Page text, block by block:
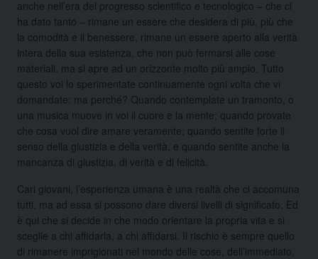
anche nell’era del progresso scientifico e tecnologico – che ci
ha dato tanto – rimane un essere che desidera di più, più che
la comodità e il benessere, rimane un essere aperto alla verità
intera della sua esistenza, che non può fermarsi alle cose
materiali, ma si apre ad un orizzonte molto più ampio. Tutto
questo voi lo sperimentate continuamente ogni volta che vi
domandate: ma perché? Quando contemplate un tramonto, o
una musica muove in voi il cuore e la mente; quando provate
che cosa vuol dire amare veramente; quando sentite forte il
senso della giustizia e della verità, e quando sentite anche la
mancanza di giustizia, di verità e di felicità.
Cari giovani, l’esperienza umana è una realtà che ci accomuna
tutti, ma ad essa si possono dare diversi livelli di significato. Ed
è qui che si decide in che modo orientare la propria vita e si
sceglie a chi affidarla, a chi affidarsi. Il rischio è sempre quello
di rimanere imprigionati nel mondo delle cose, dell’immediato,